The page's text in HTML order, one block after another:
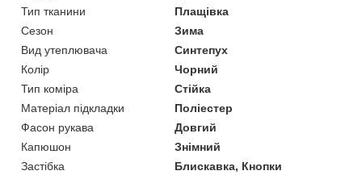
Тип тканини
Плащівка
Сезон
Зима
Вид утеплювача
Синтепух
Колір
Чорний
Тип коміра
Стійка
Матеріал підкладки
Поліестер
Фасон рукава
Довгий
Капюшон
Знімний
Застібка
Блискавка, Кнопки